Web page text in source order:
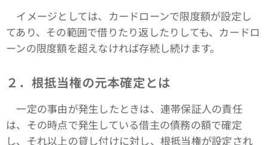
イメージとしては、カードローンで限度額が設定し
てあり、その範囲で借りたり返したりしても、カードロ
ーンの限度額を超えなければ存続し続けます。
２．根抵当権の元本確定とは
一定の事由が発生したときは、連帯保証人の責任
は、その時点で発生している借主の債務の額で確定
し、それ以上の貸し付けに対し、根抵当権が設定され